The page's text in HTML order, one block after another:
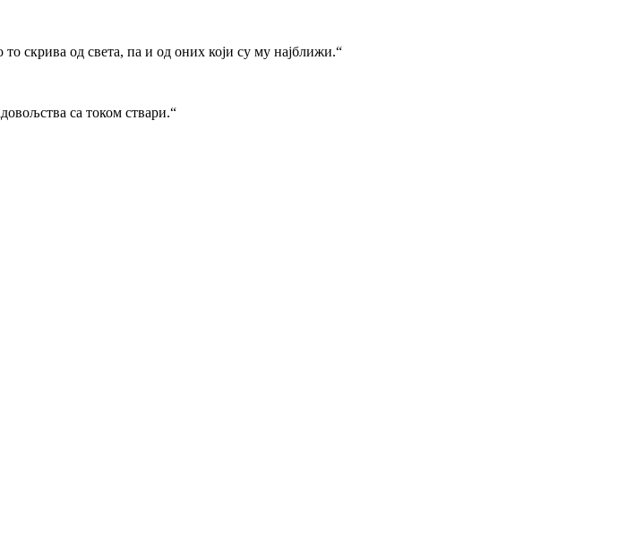
скрива од света, па и од оних који су му најближи.“
са током ствари.“